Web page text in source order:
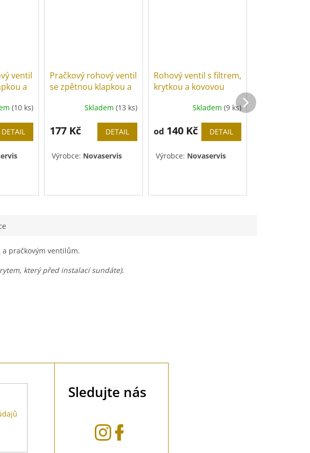
ventil
a
(10 ks)
DETAIL
Pračkový rohový ventil
se zpětnou klapkou a
Skladem (13 ks)
177 Kč DETAIL
Výrobce: Novaservis
Rohový ventil s filtrem,
krytkou a kovovou
Skladem (9 ks)
od 140 Kč DETAIL
Výrobce: Novaservis
a pračkovým ventilům.
který před instalací sundáte).
Sledujte nás